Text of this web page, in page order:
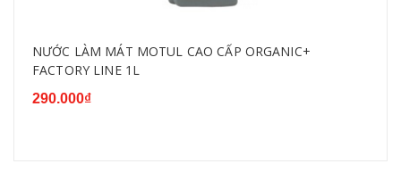
NƯỚC LÀM MÁT MOTUL CAO CẤP ORGANIC+
FACTORY LINE 1L
290.000₫